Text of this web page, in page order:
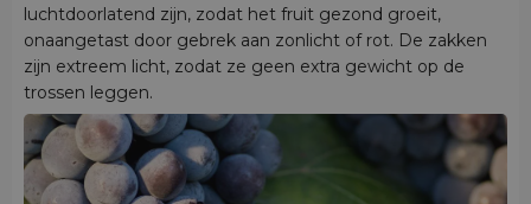
luchtdoorlatend zijn, zodat het fruit gezond groeit,
onaangetast door gebrek aan zonlicht of rot. De zakken
zijn extreem licht, zodat ze geen extra gewicht op de
trossen leggen.